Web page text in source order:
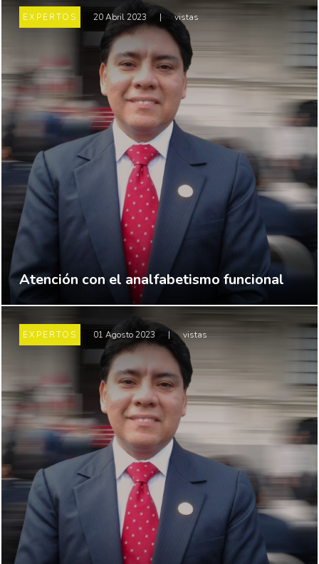
EXPERTOS 20 Abril 2023 | vistas
Atención con el analfabetismo funcional
EXPERTOS 01 Agosto 2023 | vistas